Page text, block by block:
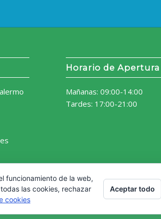
Horario de Apertura
Mañanas: 09:00-14:00
Tardes: 17:00-21:00
funcionamiento de la web,
las cookies, rechazar
cookies
Aceptar todo